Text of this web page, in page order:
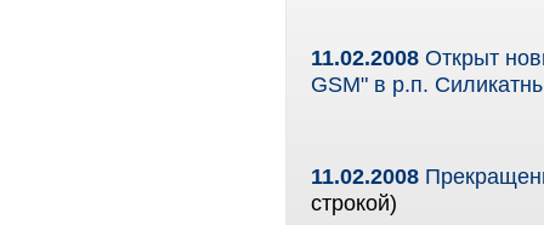
11.02.2008 Открыт
GSM" в р.п.
11.02.2008
строкой)